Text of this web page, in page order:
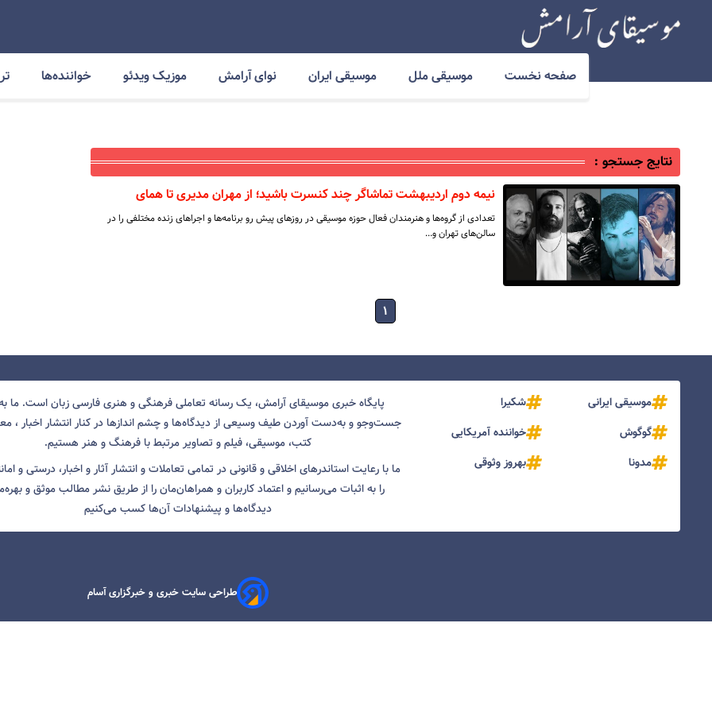
صفحه نخست موسیقی ملل موسیقی ایران نوای آرامش موزیک ویدئو خواننده‌ها
نتایج جستجو :
نیمه دوم اردیبهشت تماشاگر چند کنسرت باشید؛ از مهران مدیری تا همای
تعدادی از گروه‌ها و هنرمندان فعال حوزه موسیقی در روزهای پیش رو برنامه‌ها و اجراهای زنده مختلفی را در
سالن‌های تهران و…
۱
موسیقی ایرانی
شکیرا
گوگوش
خواننده آمریکایی
مدونا
بهروز وثوقی
پایگاه خبری موسیقای آرامش، یک رسانه تعاملی فرهنگی و هنری فارسی زبان است. ما
جست‌و‌جو و به‌دست آوردن طیف وسیعی از دیدگاه‌ها و چشم انداز‌ها در کنار انتشار اخبار ،
کتب، موسیقی، فیلم و تصاویر مرتبط با فرهنگ و هنر هستیم.
ما با رعایت استاندرهای اخلاقی و قانونی در تمامی تعاملات و انتشار آثار و اخبار، درستی و
را به اثبات می‌رسانیم و اعتماد کاربران و همراهان‌مان را از طریق نشر مطالب موثق و
دیدگاه‌ها و پیشنهادات آن‌ها کسب می‌کنیم
طراحی سایت خبری و خبرگزاری آسام